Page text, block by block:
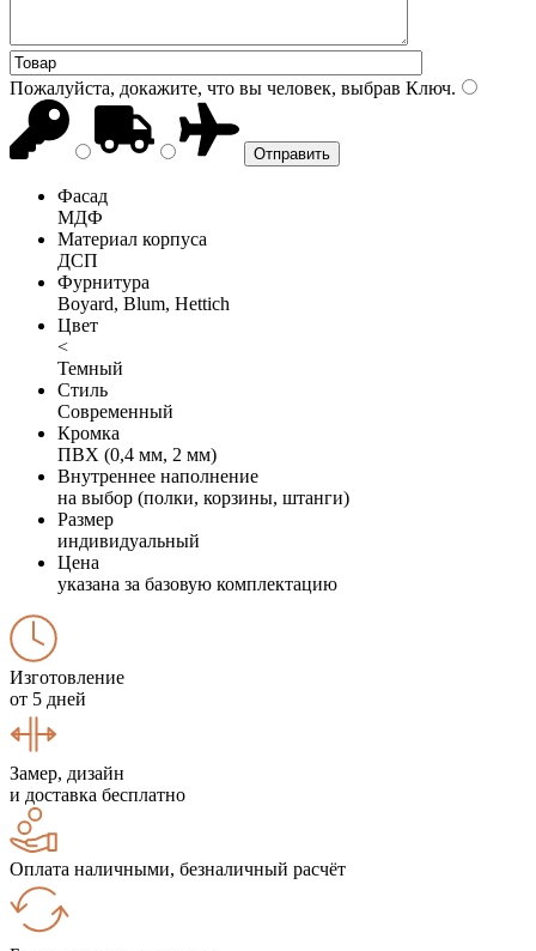
Пожалуйста, докажите, что вы человек, выбрав Ключ.
Фасад
МДФ
Материал корпуса
ДСП
Фурнитура
Boyard, Blum, Hettich
Цвет
<
Темный
Стиль
Современный
Кромка
ПВХ (0,4 мм, 2 мм)
Внутреннее наполнение
на выбор (полки, корзины, штанги)
Размер
индивидуальный
Цена
указана за базовую комплектацию
Изготовление
от 5 дней
Замер, дизайн
и доставка бесплатно
Оплата наличными, безналичный расчёт